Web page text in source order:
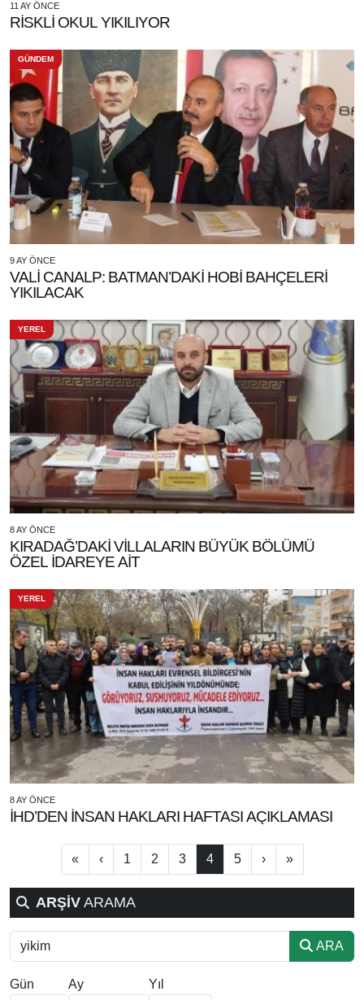
11 AY ÖNCE
RİSKLİ OKUL YIKILIYOR
GÜNDEM
9 AY ÖNCE
VALİ CANALP: BATMAN’DAKİ HOBİ BAHÇELERİ
YIKILACAK
YEREL
8 AY ÖNCE
KIRADAĞ’DAKİ VİLLALARIN BÜYÜK BÖLÜMÜ
ÖZEL İDAREYE AİT
YEREL
8 AY ÖNCE
İHD’DEN İNSAN HAKLARI HAFTASI AÇIKLAMASI
« ‹ 1 2 3 4 5 › »
ARŞİV ARAMA
ARA
Gün Ay Yıl